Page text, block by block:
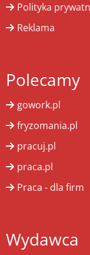
Polityka
Reklama
Polecamy
gowork.pl
fryzomania.pl
pracuj.pl
praca.pl
Praca - dla firm
Wydawca